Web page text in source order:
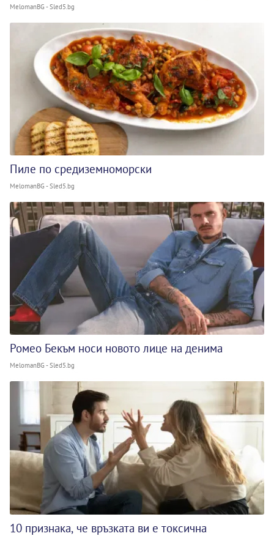
MelomanBG - Sled5.bg
Пиле по средиземноморски
MelomanBG - Sled5.bg
Ромео Бекъм носи новото лице на денима
MelomanBG - Sled5.bg
10 признака, че връзката ви е токсична